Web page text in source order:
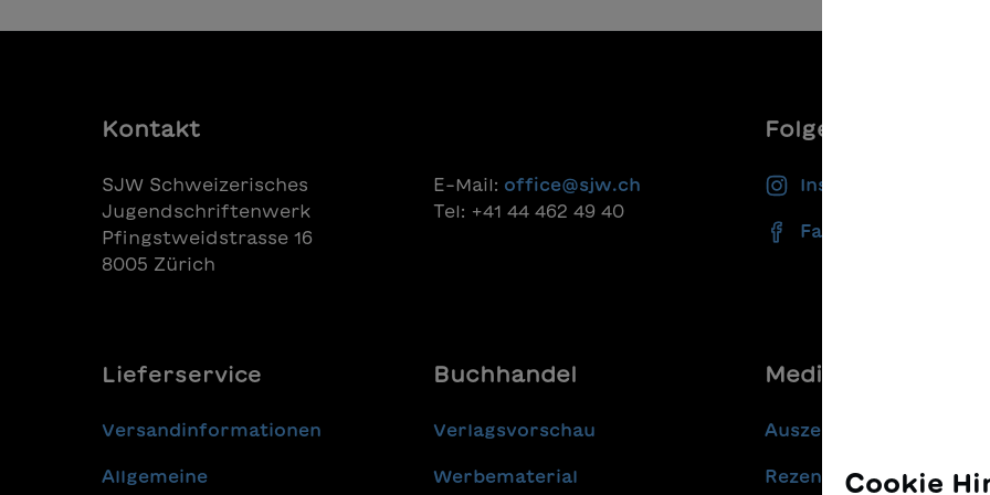
eine zweite Chance. Pointiert
dem schönen Gefühl, irgendwo
erfolgreiches Textverständnis.
Kontakt
SJW Schweizerisches
Jugendschriftenwerk
Pfingstweidstrasse 16
8005 Zürich
E-Mail: office@sjw.ch
Tel: +41 44 462 49 40
Folgen Sie uns
Instagram
Facebook
Lieferservice
Versandinformationen
Allgemeine
Buchhandel
Verlagsvorschau
Werbematerial
Media
Auszeichnungen
RezensionenCookie